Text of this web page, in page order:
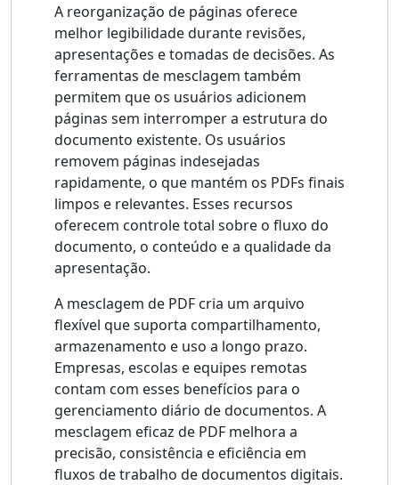
A reorganização de páginas oferece
melhor legibilidade durante revisões,
apresentações e tomadas de decisões. As
ferramentas de mesclagem também
permitem que os usuários adicionem
páginas sem interromper a estrutura do
documento existente. Os usuários
removem páginas indesejadas
rapidamente, o que mantém os PDFs finais
limpos e relevantes. Esses recursos
oferecem controle total sobre o fluxo do
documento, o conteúdo e a qualidade da
apresentação.
A mesclagem de PDF cria um arquivo
flexível que suporta compartilhamento,
armazenamento e uso a longo prazo.
Empresas, escolas e equipes remotas
contam com esses benefícios para o
gerenciamento diário de documentos. A
mesclagem eficaz de PDF melhora a
precisão, consistência e eficiência em
fluxos de trabalho de documentos digitais.